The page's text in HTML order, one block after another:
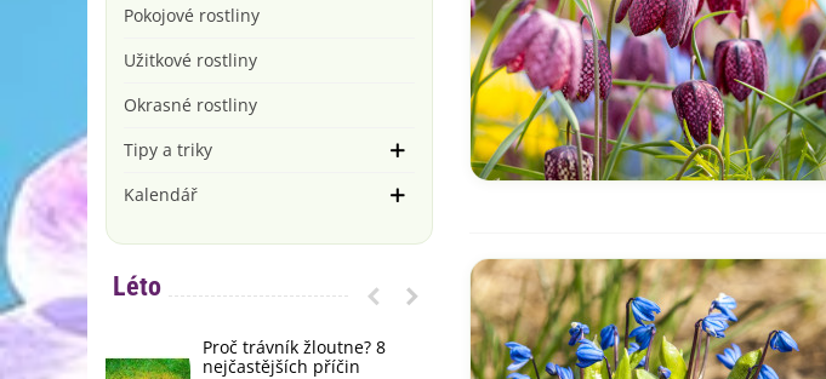
Pokojové rostliny
Užitkové rostliny
Okrasné rostliny
Tipy a triky
Kalendář
Léto
Proč trávník žloutne? 8
nejčastějších příčin
Okořeňte si život vlastním
rozmarýnem